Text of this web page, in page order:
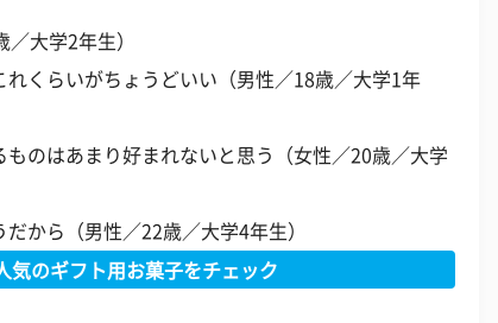
／大学2年生）
れくらいがちょうどいい（男性／18歳／大学1年
ものはあまり好まれないと思う（女性／20歳／大学
から（男性／22歳／大学4年生）
気のギフト用お菓子をチェック